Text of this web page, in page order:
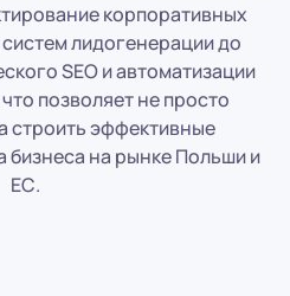
корпоративных
лидогенерации до
SEOиавтоматизации
позволяет не просто
строить эффективные
бизнеса на рынке Польши и
ЕС.